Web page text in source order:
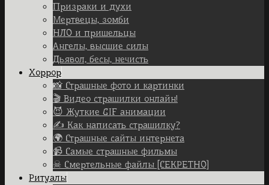
Призраки и духи
Мертвецы, зомби
НЛО и пришельцы
Ангелы, высшие силы
Дьявол, бесы, нечисть
Хоррор
📸 Страшные фото и картинки
🎬 Видео страшилки онлайн!
😈 Жуткие GIF анимации
✍ Как написать страшилку?
🌍 Страшные сайты интернета
📹 Самые страшные фильмы
☠ Смертельные файлы [СЕКРЕТНО]
Ритуалы